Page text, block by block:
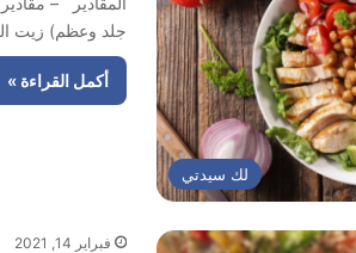
لك سيدتي
جلد وعظم) زيت
أكمل القراءة »
فبراير 14, 2021